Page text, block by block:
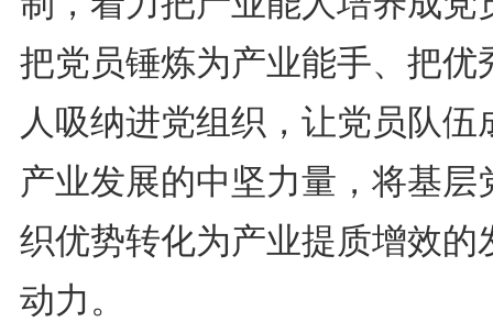
把党员锤炼为产业能手、把优
人吸纳进党组织，让党员队伍
产业发展的中坚力量，将基层
织优势转化为产业提质增效的
动力。